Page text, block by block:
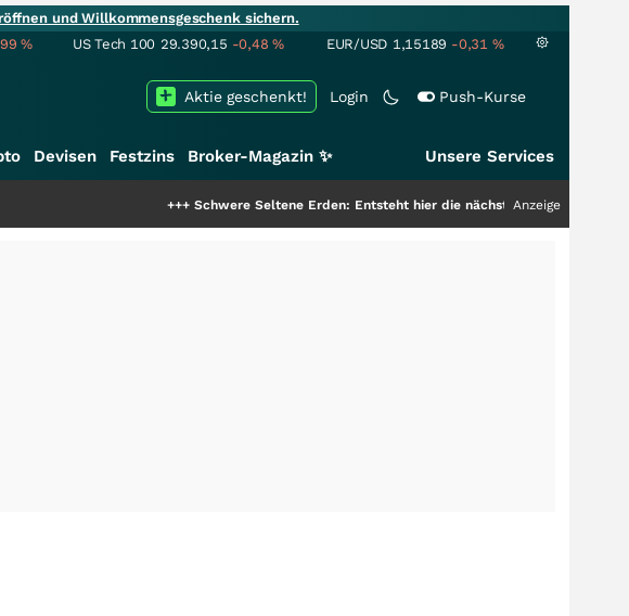
und Willkommensgeschenk sichern.
% US Tech 100 29.390,15 -0,48% EUR/USD 1,15189 -0,31 %
Login Push-Kurse
Aktie geschenkt!
Devisen Festzins Broker-Magazin ✨ Unsere Services
Schwere Seltene Erden: Entsteht hier die nächste Milliardenstory?+++
Anzeige